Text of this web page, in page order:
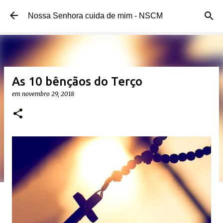
Pular para o conteúdo principal
Nossa Senhora cuida de mim - NSCM
As 10 bênçãos do Terço
em novembro 29, 2018